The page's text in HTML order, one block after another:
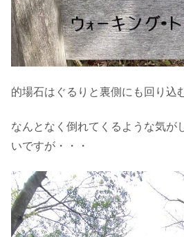
的場石はぐるりと裏側にも回り込
なんとなく倒れてくるような気が
いですが・・・